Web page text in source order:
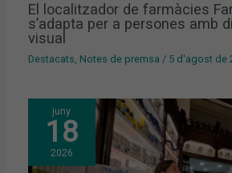
El localitzador de farmàcies
s’adapta per a persones amb
visual
Destacats Notes de premsa / 5 d'agost de
juny
18
2026